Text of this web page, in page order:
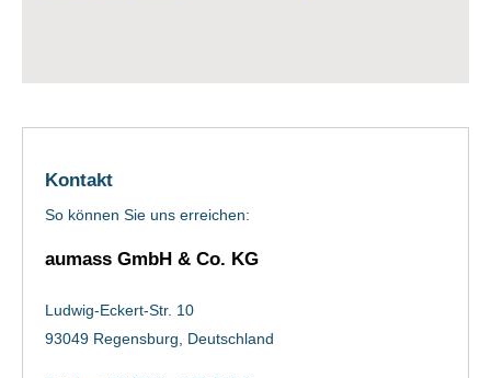
Kontakt
So können Sie uns erreichen:
aumass GmbH & Co. KG
Ludwig-Eckert-Str. 10
93049 Regensburg, Deutschland